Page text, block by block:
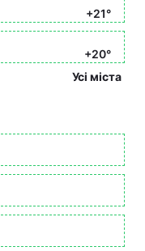
+21°
+20°
Усі міста